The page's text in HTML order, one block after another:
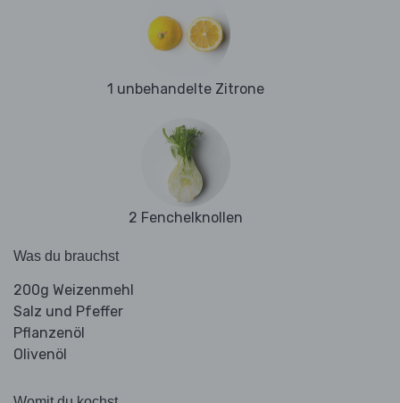
1 unbehandelte Zitrone
2 Fenchelknollen
Was du brauchst
200g Weizenmehl
Salz und Pfeffer
Pflanzenöl
Olivenöl